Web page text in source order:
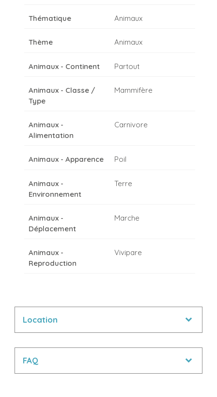
Thématique Animaux
Thème Animaux
Animaux - Continent Partout
Animaux - Classe /
Type
Mammifère
Animaux -
Alimentation
Carnivore
Animaux - Apparence Poil
Animaux -
Environnement
Terre
Animaux -
Déplacement
Marche
Animaux -
Reproduction
Vivipare
Location
FAQ